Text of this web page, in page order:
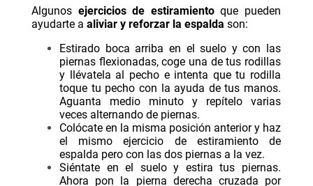
Algunos ejercicios de estiramientoque pueden
ayudarte a aliviar y reforzar la espalda son:
Estirado boca arriba en el suelo y con las
piernas flexionadas, coge una de tus rodillas
y llévatela al pecho e intenta que tu rodilla
toque tu pecho con la ayuda de tus manos.
Aguanta medio minuto y repítelo varias
veces alternando de piernas.
Colócate en la misma posición anterior y haz
el mismo ejercicio de estiramiento de
espalda pero con las dos piernas a la vez.
Siéntate en el suelo y estira tus piernas.
Ahora pon la pierna derecha cruzada por